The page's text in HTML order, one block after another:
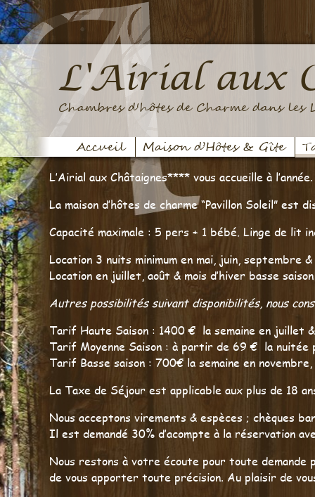
L'Airial aux
Chambres d'hôtes de Charme dans
Accueil
Maison d’Hôtes & Gîte
L’Airial aux Châtaignes**** vous accueille à l’année.
La maison d’hôtes de charme “Pavillon Soleil”
Capacité maximale : 5 pers + 1 bébé. Linge de lit
Location 3 nuits minimum
Location en juillet, août & mois d’hiver basse
Autres possibilités suivant disponibilités, nous
Tarif Haute Saison : 1400 € la semaine en juillet
Tarif Moyenne Saison : à partir de 69
Tarif Basse saison : 700€ la semaine en
La Taxe de Séjour est applicable aux plus de 18
Nous acceptons virements & espèces ; chèques
Il est demandé 30% d’acompte à la réservation
Nous restons à votre écoute pour toute demande
de vous apporter toute précision. Au